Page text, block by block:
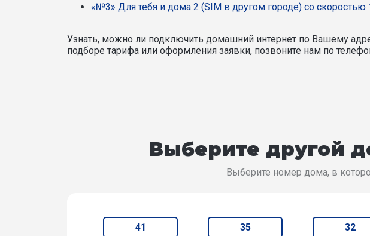
«№3» Для тебя и дома 2 (SIM в другом городе) со
Узнать, можно ли подключить домашний интернет по Вашему
подборе тарифа или оформления заявки, позвоните нам по
Выберите другой
Выберите номер дома, в
41 35 32